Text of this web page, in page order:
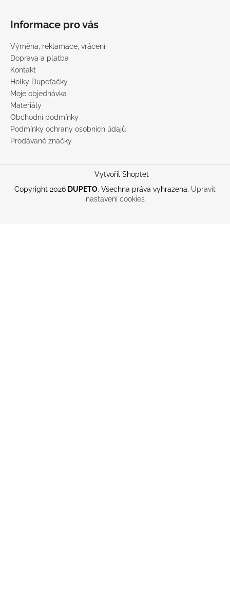
Informace pro vás
Výměna, reklamace, vrácení
Doprava a platba
Kontakt
Holky Dupeťačky
Moje objednávka
Materiály
Obchodní podmínky
Podmínky ochrany osobních údajů
Prodávané značky
Vytvořil Shoptet
Copyright 2026 DUPETO. Všechna práva vyhrazena. Upravit
nastavení cookies